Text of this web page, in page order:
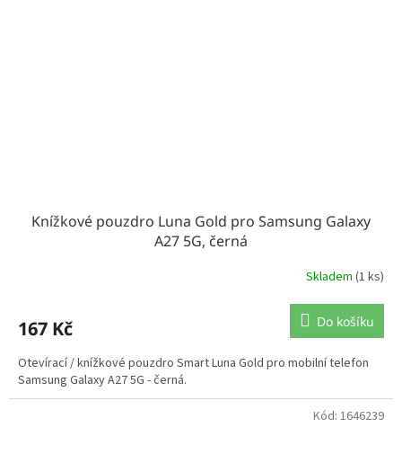
Knížkové pouzdro Luna Gold pro Samsung Galaxy
A27 5G, černá
Skladem (1 ks)
167 Kč Do košíku
Otevírací / knížkové pouzdro Smart Luna Gold pro mobilní telefon
Samsung Galaxy A27 5G - černá.
Kód: 1646239